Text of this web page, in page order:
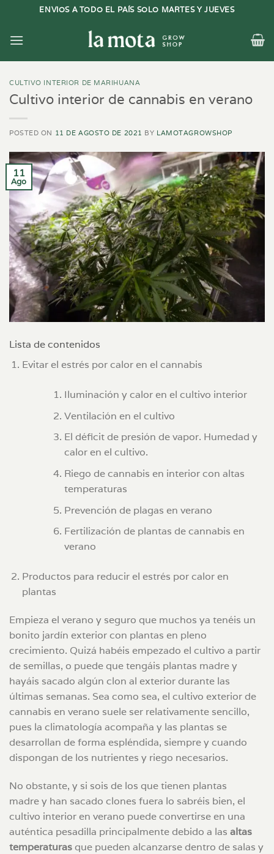
contenido
ENVIOS A TODO EL PAÍS SOLO MARTES Y JUEVES
CULTIVO INTERIOR DE MARIHUANA
Cultivo interior de cannabis en verano
POSTED ON 11 DE AGOSTO DE 2021 BY LAMOTAGROWSHOP
11
Ago
Lista de contenidos
Evitar el estrés por calor en el cannabis
Iluminación y calor en el cultivo interior
Ventilación en el cultivo
El déficit de presión de vapor. Humedad y
calor en el cultivo.
Riego de cannabis en interior con altas
temperaturas
Prevención de plagas en verano
Fertilización de plantas de cannabis en
verano
Productos para reducir el estrés por calor en
plantas
Empieza el verano y seguro que muchos ya tenéis un
bonito jardín exterior con plantas en pleno
crecimiento. Quizá habéis empezado el cultivo a partir
de semillas, o puede que tengáis plantas madre y
hayáis sacado algún clon al exterior durante las
últimas semanas. Sea como sea, el cultivo exterior de
cannabis en verano suele ser relativamente sencillo,
pues la climatología acompaña y las plantas se
desarrollan de forma espléndida, siempre y cuando
dispongan de los nutrientes y riego necesarios.
No obstante, y si sois de los que tienen plantas
madre y han sacado clones fuera lo sabréis bien, el
cultivo interior en verano puede convertirse en una
auténtica pesadilla principalmente debido a las altas
temperaturasque pueden alcanzarse dentro de salas y